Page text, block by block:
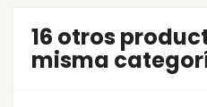
16 otros
misma